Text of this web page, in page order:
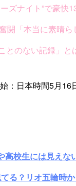
ズナイト”で豪
「本当に素晴
とのない記録
：日本時間5月
校生には見えな
る？リオ五輪時